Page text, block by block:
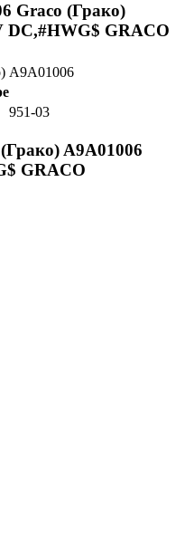
Graco (Грако)
DC,#HWG$ GRACO
A9A01006
951-03
A9A01006
GRACO